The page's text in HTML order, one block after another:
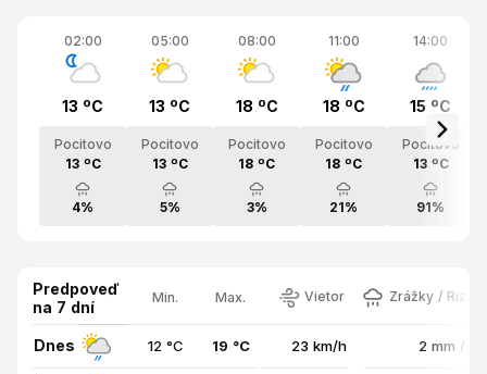
02:00
13 ºC
Pocitovo
13 ºC
4%
05:00
13 ºC
Pocitovo
13 ºC
5%
08:00
18 ºC
Pocitovo
18 ºC
3%
11:00
18 ºC
Pocitovo
18 ºC
21%
14:00
15 ºC
Pocitovo
13 ºC
91%
Predpoveď
na 7 dní
Min. Max. Vietor Zrážky /
Dnes 12 °C 19 °C 23 km/h 2 mm /